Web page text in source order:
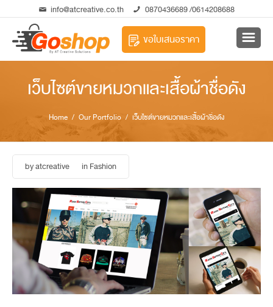
info@atcreative.co.th 0870436689/0614208688
ขอใบเสนอราคา
เว็บไซต์ขายหมวกและเสื้อผ้าชื่อดัง
Home / Our Portfolio / เว็บไซต์ขายหมวกและเสื้อผ้าชื่อดัง
byatcreative inFashion